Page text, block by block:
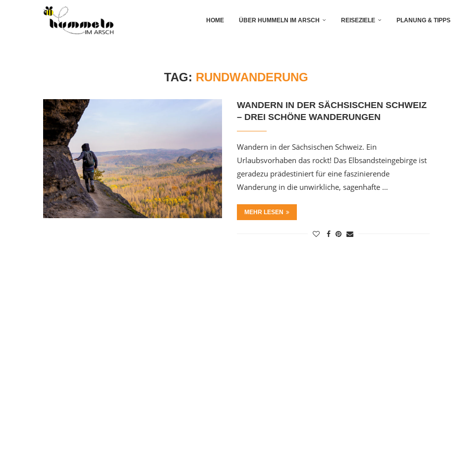
HOME ÜBER HUMMELN IM ARSCH REISEZIELE PLANUNG & TIPPS
TAG: RUNDWANDERUNG
WANDERN IN DER SÄCHSISCHEN SCHWEIZ
– DREI SCHÖNE WANDERUNGEN
Wandern in der Sächsischen Schweiz. Ein
Urlaubsvorhaben das rockt! Das Elbsandsteingebirge ist
geradezu prädestiniert für eine faszinierende
Wanderung in die unwirkliche, sagenhafte …
MEHR LESEN